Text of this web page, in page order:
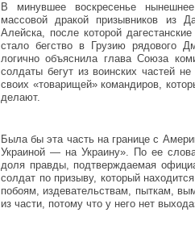
В минувшее воскресенье
массовой дракой призывников из
Алейска, после которой
стало бегство в Грузию рядового
логично объяснила глава Союза
солдаты бегут из воинских частей
своих «товарищей» командиров,
делают.
Была бы эта часть на границе с
Украиной — на Украину». По ее
доля правды, подтверждаемая
солдат по призыву, который
побоям, издевательствам, пыткам,
из части, потому что у него нет